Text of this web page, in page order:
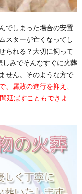
でしまった場合の安置
スターが亡くなってし
られる？大切に飼って
しみでそんなすぐに火葬
せん。そのような方で
、腐敗の進行を抑え、
ばすこともできま